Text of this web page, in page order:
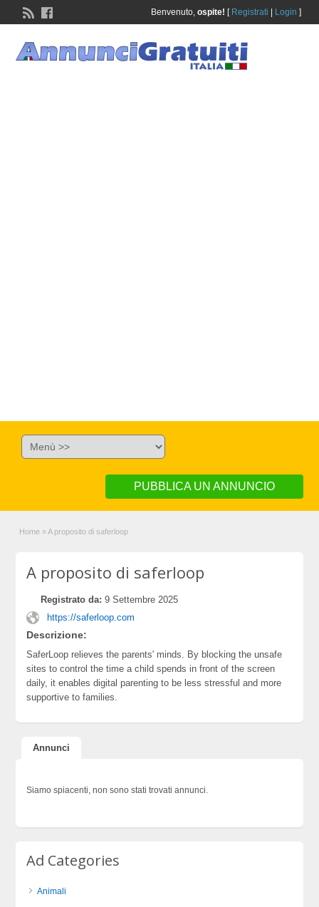
Benvenuto, ospite! [ Registrati Login ]
PUBBLICA UN ANNUNCIO
Home » A proposito di saferloop
A proposito di saferloop
Registrato da: 9 Settembre 2025
https://saferloop.com
Descrizione:
SaferLoop relieves the parents' minds. By blocking the unsafe
sites to control the time a child spends in front of the screen
daily, it enables digital parenting to be less stressful and more
supportive to families.
Annunci
Siamo spiacenti, non sono stati trovati annunci.
Ad Categories
Animali